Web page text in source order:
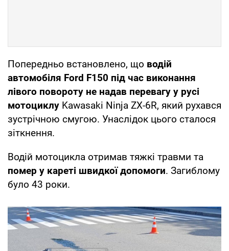
Попередньо встановлено, що водій
автомобіля Ford F150 під час виконання
лівого повороту не надав перевагу у русі
мотоциклу Kawasaki Ninja ZX-6R, який рухався
зустрічною смугою. Унаслідок цього сталося
зіткнення.
Водій мотоцикла отримав тяжкі травми та
помер у кареті швидкої допомоги. Загиблому
було 43 роки.